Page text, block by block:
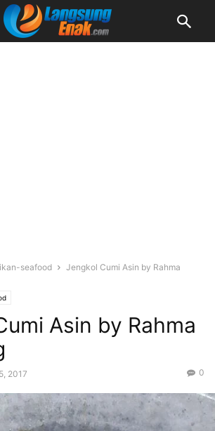
ikan-seafood
Jengkol Cumi Asin by Rahma
Asin by Rahma
2017 0